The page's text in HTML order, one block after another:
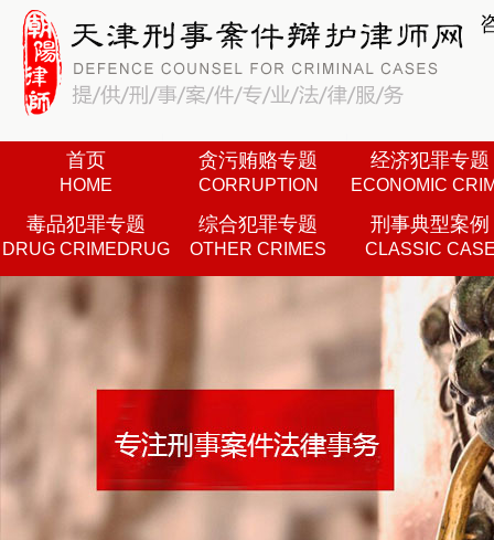
首页
HOME
贪污贿赂专题
CORRUPTION
经济犯罪专题
ECONOMIC
毒品犯罪专题
DRUG CRIMEDRUG
综合犯罪专题
OTHER CRIMES
刑事典型案例
CLASSIC